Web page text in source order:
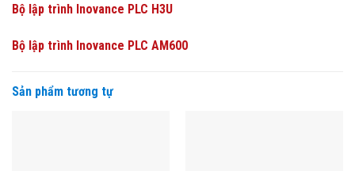
Bộ lập trình Inovance PLC H3U
Bộ lập trình Inovance PLC AM600
Sản phẩm tương tự